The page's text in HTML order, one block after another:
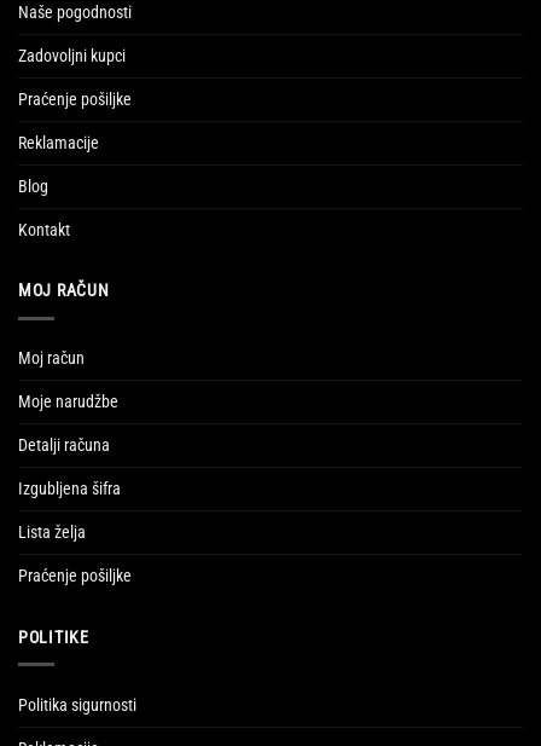
Naše pogodnosti
Zadovoljni kupci
Praćenje pošiljke
Reklamacije
Blog
Kontakt
MOJ RAČUN
Moj račun
Moje narudžbe
Detalji računa
Izgubljena šifra
Lista želja
Praćenje pošiljke
POLITIKE
Politika sigurnosti